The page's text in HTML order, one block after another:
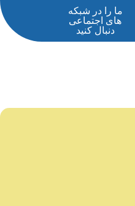
ما را در شبکه
های اجتماعی
دنبال کنید